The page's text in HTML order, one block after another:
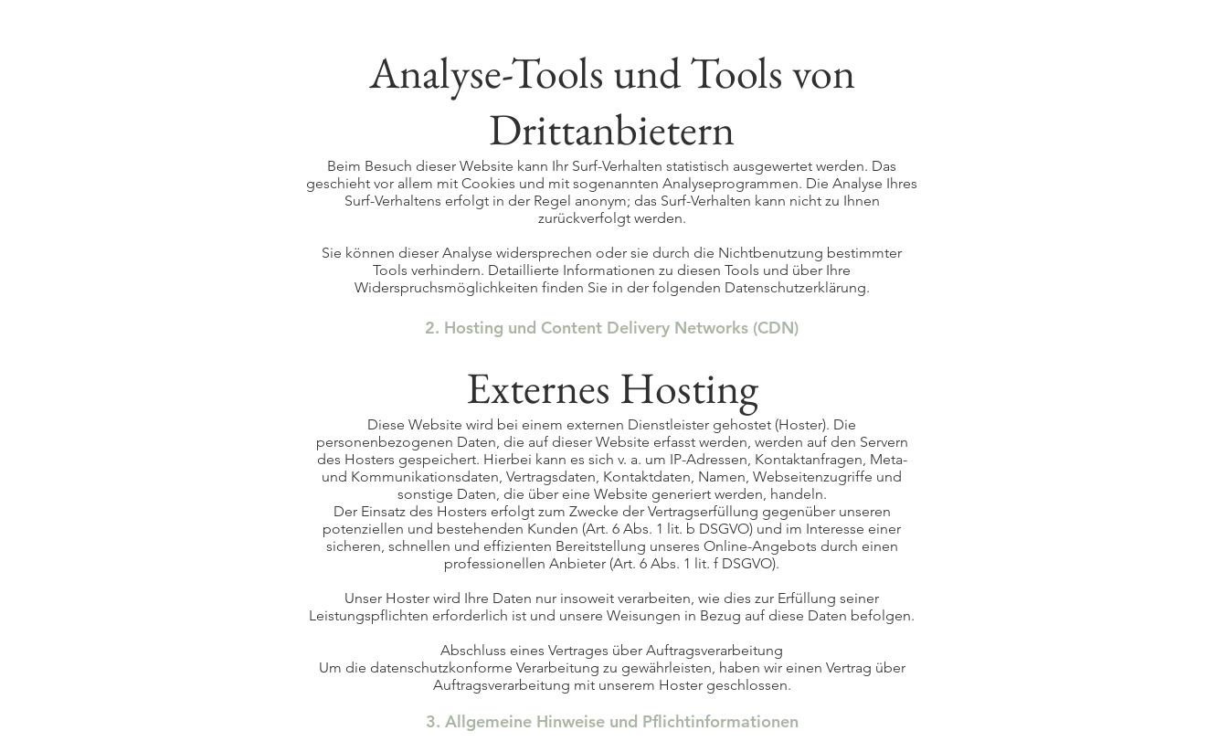
Analyse-Tools und Tools von
Drittanbietern
Beim Besuch dieser Website kann Ihr Surf-Verhalten statistisch ausgewertet werden. Das
geschieht vor allem mit Cookies und mit sogenannten Analyseprogrammen. Die Analyse Ihres
Surf-Verhaltens erfolgt in der Regel anonym; das Surf-Verhalten kann nicht zu Ihnen
zurückverfolgt werden.
Sie können dieser Analyse widersprechen oder sie durch die Nichtbenutzung bestimmter
Tools verhindern. Detaillierte Informationen zu diesen Tools und über Ihre
Widerspruchsmöglichkeiten finden Sie in der folgenden Datenschutzerklärung.
2. Hosting und Content Delivery Networks (CDN)
Externes Hosting
Diese Website wird bei einem externen Dienstleister gehostet (Hoster). Die
personenbezogenen Daten, die auf dieser Website erfasst werden, werden auf den Servern
des Hosters gespeichert. Hierbei kann es sich v. a. um IP-Adressen, Kontaktanfragen, Meta-
und Kommunikationsdaten, Vertragsdaten, Kontaktdaten, Namen, Webseitenzugriffe und
sonstige Daten, die über eine Website generiert werden, handeln.
Der Einsatz des Hosters erfolgt zum Zwecke der Vertragserfüllung gegenüber unseren
potenziellen und bestehenden Kunden (Art. 6 Abs. 1 lit. b DSGVO) und im Interesse einer
sicheren, schnellen und effizienten Bereitstellung unseres Online-Angebots durch einen
professionellen Anbieter (Art. 6 Abs. 1 lit. f DSGVO).
Unser Hoster wird Ihre Daten nur insoweit verarbeiten, wie dies zur Erfüllung seiner
Leistungspflichten erforderlich ist und unsere Weisungen in Bezug auf diese Daten befolgen.
Abschluss eines Vertrages über Auftragsverarbeitung
Um die datenschutzkonforme Verarbeitung zu gewährleisten, haben wir einen Vertrag über
Auftragsverarbeitung mit unserem Hoster geschlossen.
3. Allgemeine Hinweise und Pflichtinformationen